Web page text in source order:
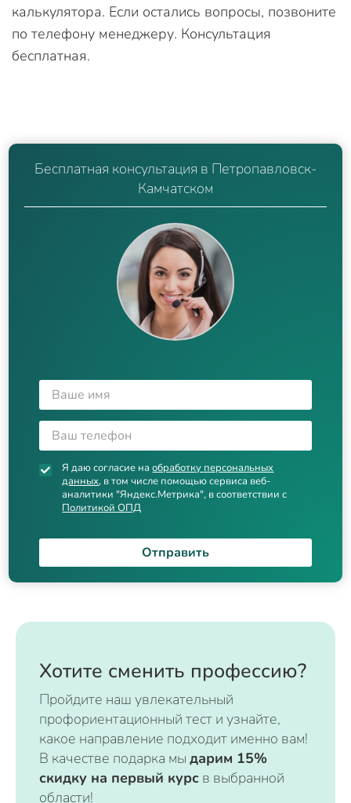
калькулятора. Если остались вопросы, позвоните
по телефону менеджеру. Консультация
бесплатная.
Бесплатная консультация в Петропавловск-
Камчатском
Я даю согласие наобработку персональных
данных, в том числе помощью сервиса веб-
аналитики "Яндекс.Метрика", в соответствии с
Политикой ОПД
Отправить
Хотите сменить профессию?
Пройдите наш увлекательный
профориентационный тест и узнайте,
какое направление подходит именно вам!
В качестве подарка мы дарим 15%
скидку на первый курс в выбранной
области!